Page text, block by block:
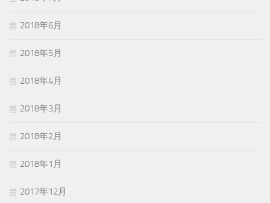
2018年6月
2018年5月
2018年4月
2018年3月
2018年2月
2018年1月
2017年12月